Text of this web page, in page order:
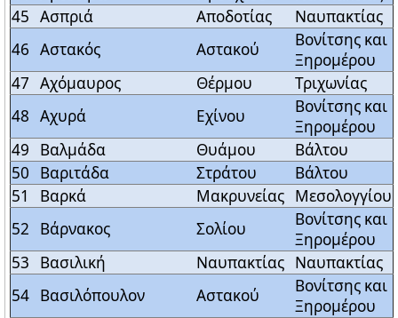
45 Ασπριά Αποδοτίας
Ναυπακτίας
46 Αστακός Αστακού
Βονίτσης και
Ξηρομέρου
47 Αχόμαυρος Θέρμου
Τριχωνίας
48 Αχυρά Εχίνου
Βονίτσης και
Ξηρομέρου
49
Βαλμάδα Θυάμου
Βάλτου
50
Βαριτάδα Στράτου
Βάλτου
51
Βαρκά Μακρυνείας Μεσολογγίου
52
Βάρνακος Σολίου
Βονίτσης και
Ξηρομέρου
53
Βασιλική Ναυπακτίας Ναυπακτίας
54 Βασιλόπουλον Αστακού
Βονίτσης και
Ξηρομέρου